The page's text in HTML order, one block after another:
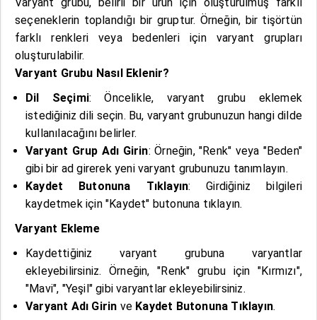
Varyant grubu, belirli bir ürün için oluşturulmuş farklı
seçeneklerin toplandığı bir gruptur. Örneğin, bir tişörtün
farklı renkleri veya bedenleri için varyant grupları
oluşturulabilir.
Varyant Grubu Nasıl Eklenir?
Dil Seçimi: Öncelikle, varyant grubu eklemek
istediğiniz dili seçin. Bu, varyant grubunuzun hangi dilde
kullanılacağını belirler.
Varyant Grup Adı Girin: Örneğin, "Renk" veya "Beden"
gibi bir ad girerek yeni varyant grubunuzu tanımlayın.
Kaydet Butonuna Tıklayın: Girdiğiniz bilgileri
kaydetmek için "Kaydet" butonuna tıklayın.
Varyant Ekleme
Kaydettiğiniz varyant grubuna varyantlar
ekleyebilirsiniz. Örneğin, "Renk" grubu için "Kırmızı",
"Mavi", "Yeşil" gibi varyantlar ekleyebilirsiniz.
Varyant Adı Girin ve Kaydet Butonuna Tıklayın.